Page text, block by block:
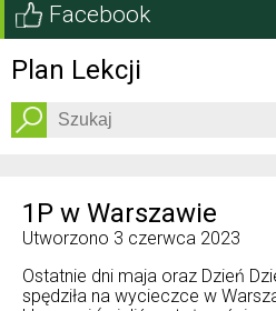
Facebook
Plan Lekcji
1P w Warszawie
Utworzono 3 czerwca 2023
Ostatnie dni maja oraz Dzień
spędziła na wycieczce w